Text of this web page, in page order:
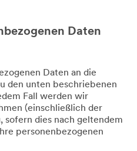
Daten
Daten an die
den unten beschriebenen
Fall werden wir
(einschließlich der
sofern dies nach geltendem
personenbezogenen